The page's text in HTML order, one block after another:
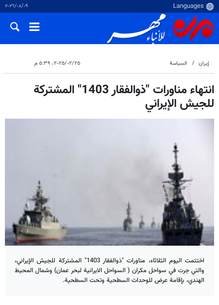
٠٩‏/٠٨‏/٢٠٢٦
إيران السياسة ٢٥‏/٠٢‏/٢٠٢٥، ٥:٣٩ م
انتهاء مناورات "ذوالفقار 1403" المشتركة
للجيش الإيراني
اختتمت اليوم الثلاثاء، مناورات "ذوالفقار 1403" المشتركة للجيش الإيراني،
والتي جرت في سواحل مكران ( السواحل الايرانية لبحر عمان) وشمال المحيط
الهندي، بإقامة عرض للوحدات السطحية وتحت السطحية.